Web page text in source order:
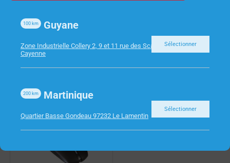
Guyane
100 km
Zone Industrielle Collery 2, 9 et 11 rue des Scarabees 97300
Cayenne
Sélectionner
Martinique
200 km
Quartier Basse Gondeau 97232 Le Lamentin
Sélectionner